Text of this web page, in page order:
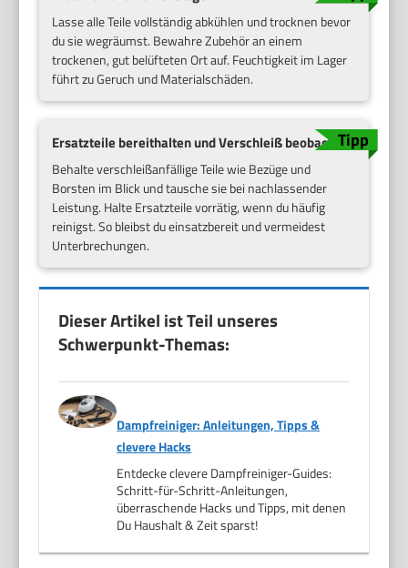
Lasse alle Teile vollständig abkühlen und trocknen bevor
du sie wegräumst. Bewahre Zubehör an einem
trockenen, gut belüfteten Ort auf. Feuchtigkeit im Lager
führt zu Geruch und Materialschäden.
Ersatzteile bereithalten und Verschleiß beobachten
Behalte verschleißanfällige Teile wie Bezüge und
Borsten im Blick und tausche sie bei nachlassender
Leistung. Halte Ersatzteile vorrätig, wenn du häufig
reinigst. So bleibst du einsatzbereit und vermeidest
Unterbrechungen.
Dieser Artikel ist Teil unseres
Schwerpunkt-Themas:
Dampfreiniger: Anleitungen, Tipps &
clevere Hacks
Entdecke clevere Dampfreiniger-Guides:
Schritt-für-Schritt-Anleitungen,
überraschende Hacks und Tipps, mit denen
Du Haushalt & Zeit sparst!